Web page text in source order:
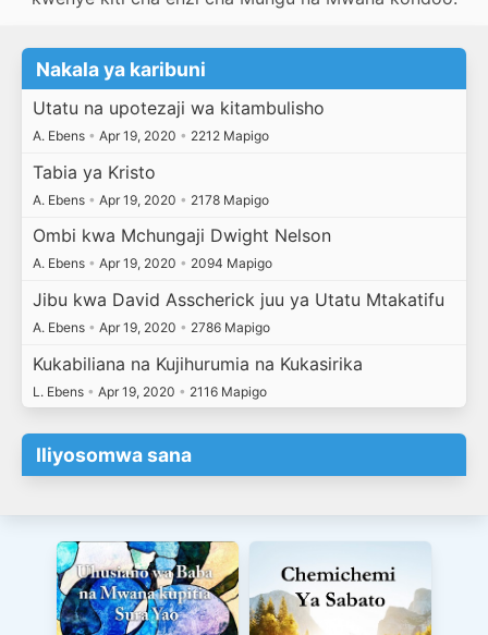
Nakala ya karibuni
Utatu na upotezaji wa kitambulisho
A. Ebens • Apr 19, 2020 • 2212 Mapigo
Tabia ya Kristo
A. Ebens • Apr 19, 2020 • 2178 Mapigo
Ombi kwa Mchungaji Dwight Nelson
A. Ebens • Apr 19, 2020 • 2094 Mapigo
Jibu kwa David Asscherick juu ya Utatu Mtakatifu
A. Ebens • Apr 19, 2020 • 2786 Mapigo
Kukabiliana na Kujihurumia na Kukasirika
L. Ebens • Apr 19, 2020 • 2116 Mapigo
Iliyosomwa sana